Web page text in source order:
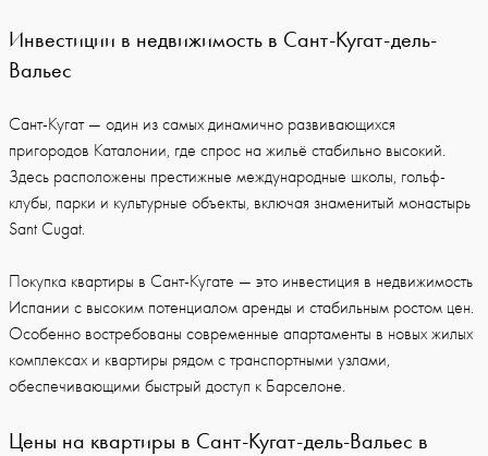
Инвестиции в недвижимость в Сант-Кугат-дель-
Вальес
Сант-Кугат — один из самых динамично развивающихся
пригородов Каталонии, где спрос на жильё стабильно высокий.
Здесь расположены престижные международные школы, гольф-
клубы, парки и культурные объекты, включая знаменитый монастырь
Sant Cugat.
Покупка квартиры в Сант-Кугате — это инвестиция в недвижимость
Испании с высоким потенциалом аренды и стабильным ростом цен.
Особенно востребованы современные апартаменты в новых жилых
комплексах и квартиры рядом с транспортными узлами,
обеспечивающими быстрый доступ к Барселоне.
Цены на квартиры в Сант-Кугат-дель-Вальес в